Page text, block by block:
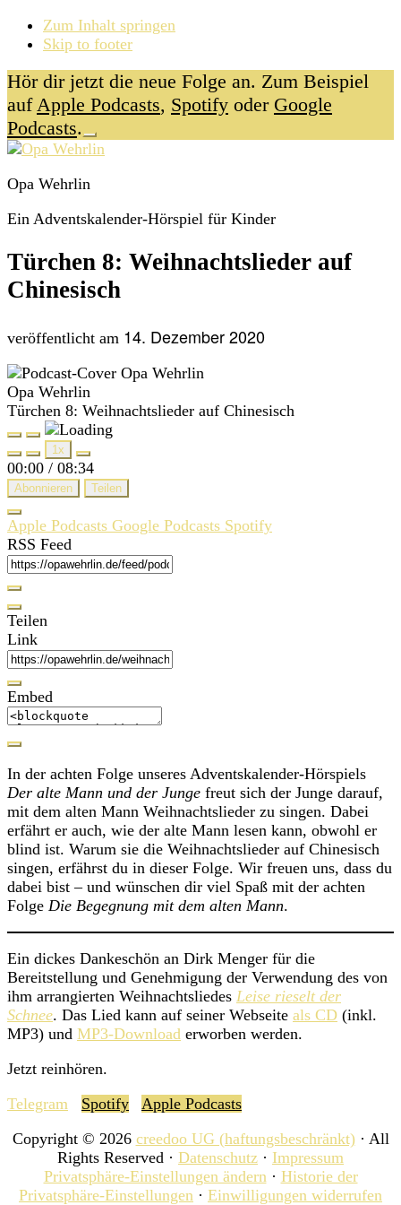
Zum Inhalt springen
Skip to footer
Hör dir jetzt die neue Folge an. Zum Beispiel
aufApple Podcasts, Spotify oder Google
Podcasts.
Close
Top
Additional
menu
Opa Wehrlin
Ein Adventskalender-Hörspiel für Kinder
Türchen 8: Weihnachtslieder auf
Chinesisch
veröffentlicht am 14. Dezember 2020
Opa Wehrlin
Türchen 8: Weihnachtslieder auf Chinesisch
Play
Episode
Pause
Episode
1x
00:00 / 08:34
Abonnieren Teilen
Apple Podcasts Google Podcasts Spotify
RSS Feed
Teilen
Link
Embed
In der achten Folge unseres Adventskalender-Hörspiels
Der alte Mann und der Junge freut sich der Junge darauf,
mit dem alten Mann Weihnachtslieder zu singen. Dabei
erfährt er auch, wie der alte Mann lesen kann, obwohl er
blind ist. Warum sie die Weihnachtslieder auf Chinesisch
singen, erfährst du in dieser Folge. Wir freuen uns, dass du
dabei bist – und wünschen dir viel Spaß mit der achten
Folge Die Begegnung mit dem alten Mann.
Ein dickes Dankeschön an Dirk Menger für die
Bereitstellung und Genehmigung der Verwendung des von
ihm arrangierten Weihnachtsliedes Leise rieselt der
Schnee. Das Lied kann auf seiner Webseite als CD (inkl.
MP3) und MP3-Download erworben werden.
Footer
Jetzt reinhören.
Telegram
Spotify
Apple Podcasts
Copyright © 2026 creedoo UG (haftungsbeschränkt) · All
Rights Reserved · Datenschutz · Impressum
Privatsphäre-Einstellungen ändern · Historie der
Privatsphäre-Einstellungen · Einwilligungen widerrufen